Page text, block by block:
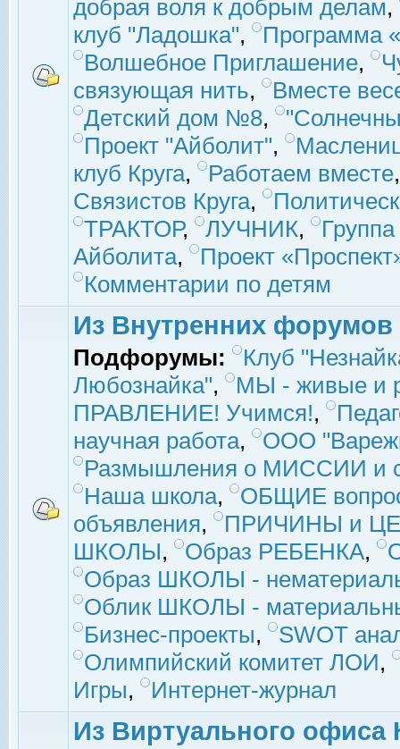
добрая воля к добрым делам,
клуб "Ладошка",
Программа
Волшебное Приглашение,
связующая нить,
Вместе
Детский дом №8,
Проект "Айболит",
клуб Круга, Работаем вместе
Связистов Круга,
ТРАКТОР, ЛУЧНИК,
Айболита,
Проект
Комментарии по детям
Из Внутренних форумов
Подфорумы:
Клуб
Любознайка",
МЫ - живые и
ПРАВЛЕНИЕ! Учимся!,
научная работа,
ООО
Размышления о МИССИИ и
Наша школа,
ОБЩИЕ
объявления,
ПРИЧИНЫ и
ШКОЛЫ, Образ РЕБЕНКА,
Образ ШКОЛЫ -
Облик ШКОЛЫ -
Бизнес-проекты,
SWOT
Олимпийский комитет ЛОИ,
Игры, Интернет-журнал
Из Виртуального офиса